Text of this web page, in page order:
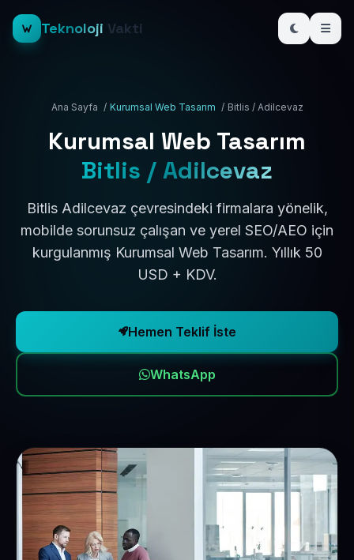
Teknoloji Vakti
Ana Sayfa / Kurumsal Web Tasarım / Bitlis / Adilcevaz
Kurumsal Web Tasarım
Bitlis / Adilcevaz
Bitlis Adilcevaz çevresindeki firmalara yönelik,
mobilde sorunsuz çalışan ve yerel SEO/AEO için
kurgulanmış Kurumsal Web Tasarım. Yıllık 50
USD + KDV.
Hemen Teklif İste
WhatsApp